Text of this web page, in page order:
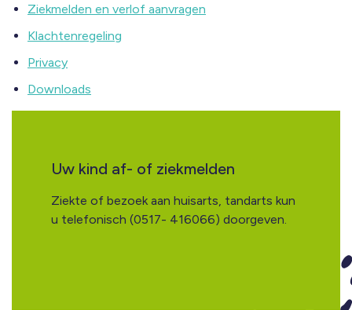
Ziekmelden en verlof aanvragen
Klachtenregeling
Privacy
Downloads
Uw kind af- of ziekmelden
Ziekte of bezoek aan huisarts, tandarts kun
u telefonisch (0517- 416066) doorgeven.